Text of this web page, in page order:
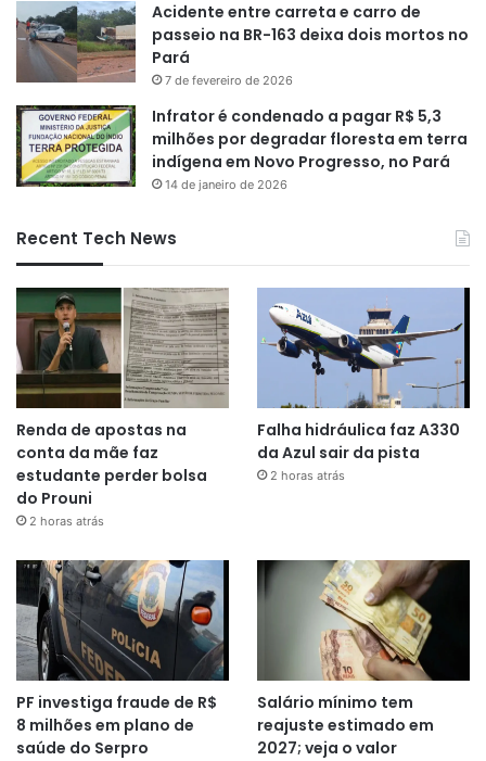
Acidente entre carreta e carro de
passeio na BR-163 deixa dois mortos no
Pará
7 de fevereiro de 2026
Infrator é condenado a pagar R$ 5,3
milhões por degradar floresta em terra
indígena em Novo Progresso, no Pará
14 de janeiro de 2026
Recent Tech News
Renda de apostas na
conta da mãe faz
estudante perder bolsa
do Prouni
2 horas atrás
Falha hidráulica faz A330
da Azul sair da pista
2 horas atrás
PF investiga fraude de R$
8 milhões em plano de
saúde do Serpro
Salário mínimo tem
reajuste estimado em
2027; veja o valor